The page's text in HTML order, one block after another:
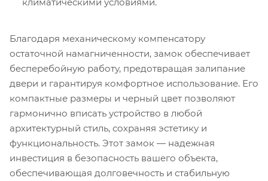
Благодаря механическому компенсатору
остаточной намагниченности, замок обеспечивает
бесперебойную работу, предотвращая залипание
двери и гарантируя комфортное использование. Его
компактные размеры и черный цвет позволяют
гармонично вписать устройство в любой
архитектурный стиль, сохраняя эстетику и
функциональность. Этот замок — надежная
инвестиция в безопасность вашего объекта,
обеспечивающая долговечность и стабильную